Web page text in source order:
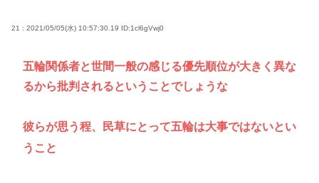
21 : 2021/05/05(水) 10:57:30.19 ID:1cl6gVwj0
五輪関係者と世間一般の感じる優先順位が大きく異な
るから批判されるということでしょうな
彼らが思う程、民草にとって五輪は大事ではないとい
うこと